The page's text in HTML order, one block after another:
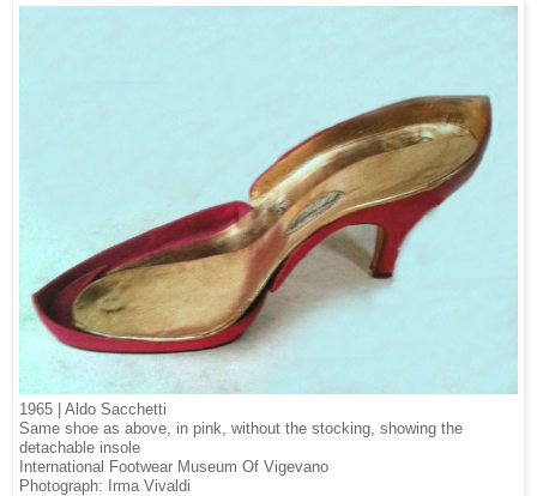
1965 | Aldo Sacchetti
Same shoe as above, in pink, without the stocking, showing the
detachable insole
International Footwear Museum Of Vigevano
Photograph: Irma Vivaldi